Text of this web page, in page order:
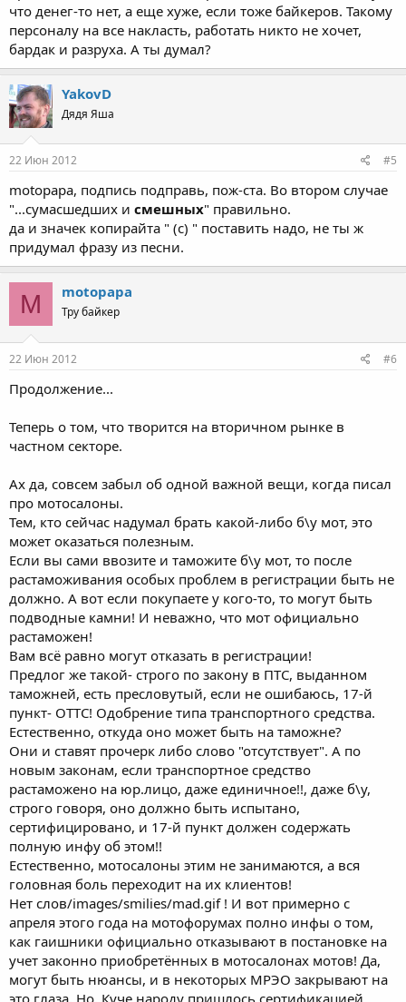
что денег-то нет, а еще хуже, если тоже байкеров. Такому
персоналу на все накласть, работать никто не хочет,
бардак и разруха. А ты думал?
YakovD
Дядя Яша
22 Июн 2012 #5
motopapa, подпись подправь, пож-ста. Во втором случае
"...сумасшедших и смешных" правильно.
да и значек копирайта " (с) " поставить надо, не ты ж
придумал фразу из песни.
M motopapa
Тру байкер
22 Июн 2012 #6
Продолжение...
Теперь о том, что творится на вторичном рынке в
частном секторе.
Ах да, совсем забыл об одной важной вещи, когда писал
про мотосалоны.
Тем, кто сейчас надумал брать какой-либо б\у мот, это
может оказаться полезным.
Если вы сами ввозите и таможите б\у мот, то после
растаможивания особых проблем в регистрации быть не
должно. А вот если покупаете у кого-то, то могут быть
подводные камни! И неважно, что мот официально
растаможен!
Вам всё равно могут отказать в регистрации!
Предлог же такой- строго по закону в ПТС, выданном
таможней, есть пресловутый, если не ошибаюсь, 17-й
пункт- ОТТС! Одобрение типа транспортного средства.
Естественно, откуда оно может быть на таможне?
Они и ставят прочерк либо слово "отсутствует". А по
новым законам, если транспортное средство
растаможено на юр.лицо, даже единичное!!, даже б\у,
строго говоря, оно должно быть испытано,
сертифицировано, и 17-й пункт должен содержать
полную инфу об этом!!
Естественно, мотосалоны этим не занимаются, а вся
головная боль переходит на их клиентов!
Нет слов/images/smilies/mad.gif ! И вот примерно с
апреля этого года на мотофорумах полно инфы о том,
как гаишники официально отказывают в постановке на
учет законно приобретённых в мотосалонах мотов! Да,
могут быть нюансы, и в некоторых МРЭО закрывают на
это глаза. Но. Куче народу пришлось сертификацией